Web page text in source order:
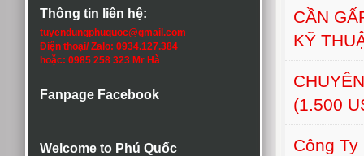
Thông tin liên hệ:
tuyendungphuquoc@gmail.com
Điện thoại/ Zalo: 0934.127.384
hoặc: 0985 258 323 Mr Hà
Fanpage Facebook
Welcome to Phú Quốc
CẦN
KỸ
(1.500
Công